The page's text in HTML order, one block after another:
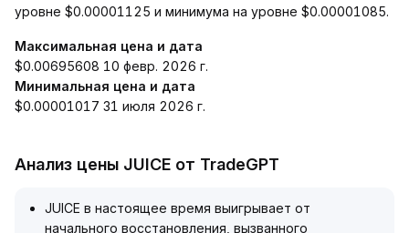
уровне $0.00001125 и минимума на уровне $0.00001085.
Максимальная цена и дата
$0.00695608 10 февр. 2026 г.
Минимальная цена и дата
$0.00001017 31 июля 2026 г.
Анализ цены JUICE от TradeGPT
JUICE в настоящее время выигрывает от
начального восстановления, вызванного